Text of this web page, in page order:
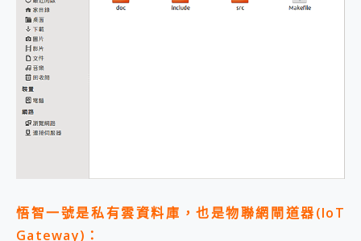
悟智一號是私有雲資料庫，也是物聯網閘道器(IoT
Gateway)：